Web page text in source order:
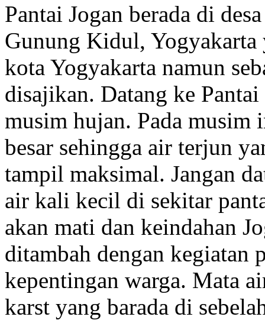
Pantai Jogan berada di
Gunung Kidul,
kota Yogyakarta namun
disajikan. Datang ke
musim hujan. Pada musim
besar sehingga air terjun
tampil maksimal. Jangan
air kali kecil di sekitar
akan mati dan keindahan
ditambah dengan kegiatan
kepentingan warga. Mata
karst yang barada di